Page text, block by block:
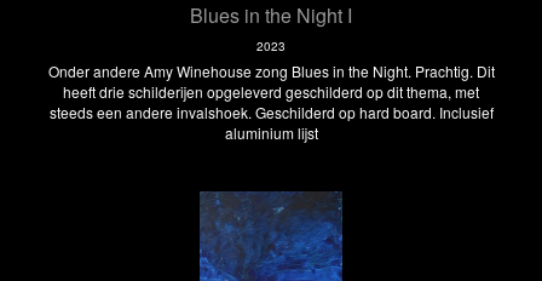
Blues in the Night I
2023
Onder andere Amy Winehouse zong Blues in the Night. Prachtig. Dit
heeft drie schilderijen opgeleverd geschilderd op dit thema, met
steeds een andere invalshoek. Geschilderd op hard board. Inclusief
aluminium lijst